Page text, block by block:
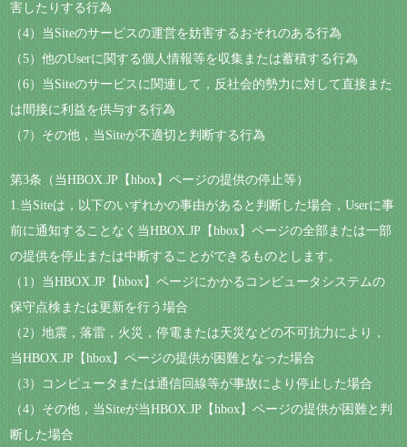
害したりする行為
（4）当Siteのサービスの運営を妨害するおそれのある行為
（5）他のUserに関する個人情報等を収集または蓄積する行為
（6）当Siteのサービスに関連して，反社会的勢力に対して直接また
は間接に利益を供与する行為
（7）その他，当Siteが不適切と判断する行為
第3条（当HBOX.JP【hbox】ページの提供の停止等）
1.当Siteは，以下のいずれかの事由があると判断した場合，Userに事
前に通知することなく当HBOX.JP【hbox】ページの全部または一部
の提供を停止または中断することができるものとします。
（1）当HBOX.JP【hbox】ページにかかるコンピュータシステムの
保守点検または更新を行う場合
（2）地震，落雷，火災，停電または天災などの不可抗力により，
当HBOX.JP【hbox】ページの提供が困難となった場合
（3）コンピュータまたは通信回線等が事故により停止した場合
（4）その他，当Siteが当HBOX.JP【hbox】ページの提供が困難と判
断した場合